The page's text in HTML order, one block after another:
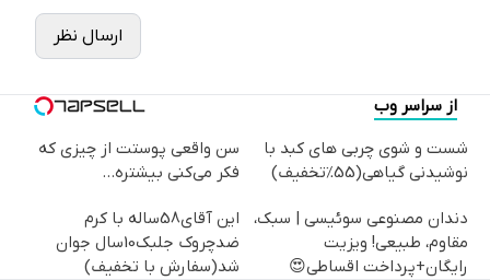
ارسال نظر
از سراسر وب
شست و شوی چربی های کبد با
نوشیدنی گیاهی(55%تخفیف)
سن واقعی پوستت از چیزی که
فکر می‌کنی بیشتره...
دندان مصنوعی سوئیسی | سبک،
مقاوم، طبیعی! ویزیت
رایگان+پرداخت اقساطی😍
این آقای58ساله با کرم
ضدچروک جلبک10سال جوان
شد(سفارش با تخفیف)